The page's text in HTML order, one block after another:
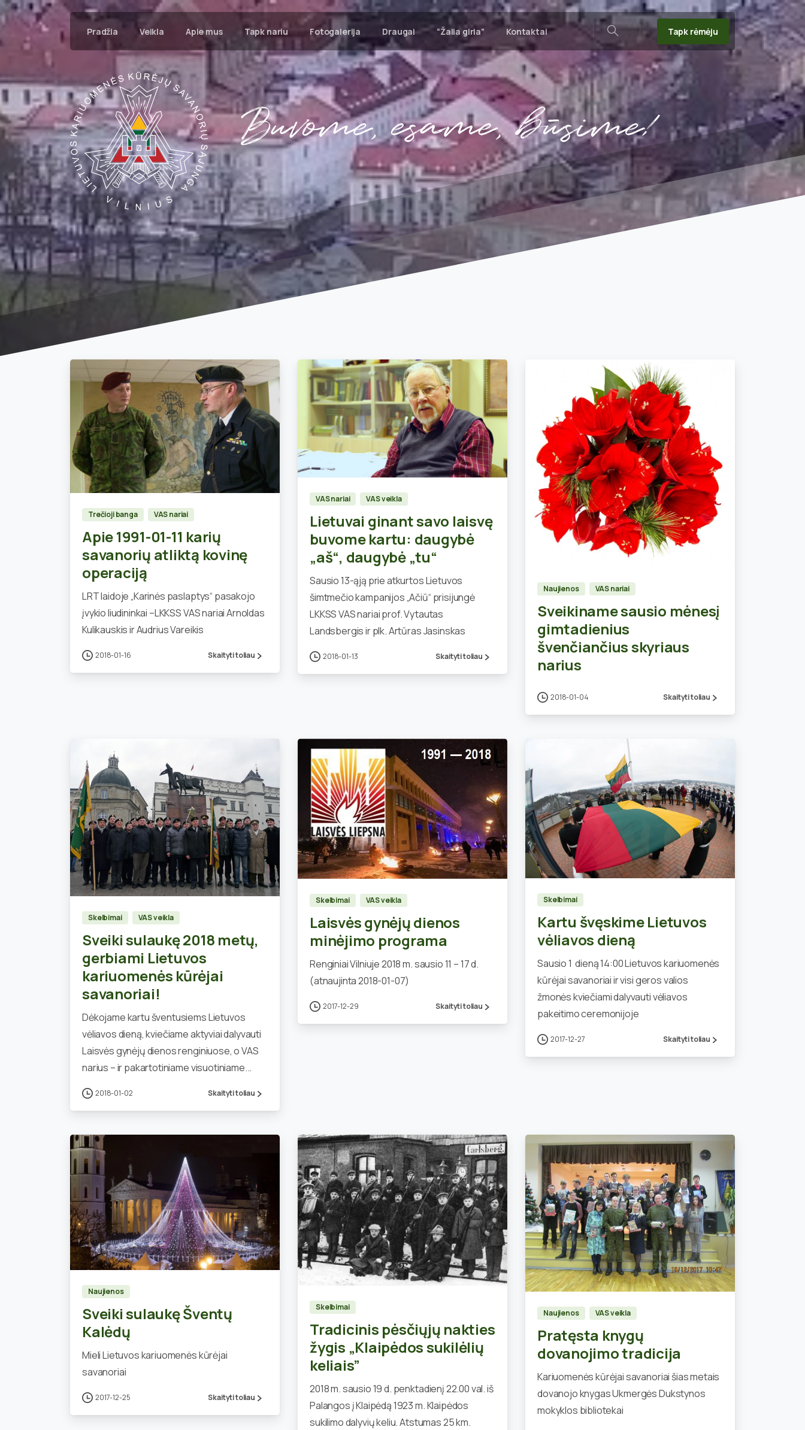
Pradžia Veikla Apie mus Tapk nariu Fotogalerija Draugai “Žalia giria” Kontaktai
Search
Tapk rėmėju
Trečioji banga VAS nariai
Apie 1991-01-11 karių
savanorių atliktą kovinę
operaciją
LRT laidoje „Karinės paslaptys“ pasakojo
įvykio liudininkai –LKKSS VAS nariai Arnoldas
Kulikauskis ir Audrius Vareikis
2018-01-16 Skaityti toliau
0
VAS nariai VAS veikla
Lietuvai ginant savo laisvę
buvome kartu: daugybė
„aš“, daugybė „tu“
Sausio 13-ąją prie atkurtos Lietuvos
šimtmečio kampanijos „Ačiū“ prisijungė
LKKSS VAS nariai prof. Vytautas
Landsbergis ir plk. Artūras Jasinskas
2018-01-13 Skaityti toliau
Naujienos VAS nariai
Sveikiname sausio mėnesį
gimtadienius
švenčiančius skyriaus
narius
2018-01-04 Skaityti toliau
1
Skelbimai VAS veikla
Sveiki sulaukę 2018 metų,
gerbiami Lietuvos
kariuomenės kūrėjai
savanoriai!
Dėkojame kartu šventusiems Lietuvos
vėliavos dieną, kviečiame aktyviai dalyvauti
Laisvės gynėjų dienos renginiuose, o VAS
narius – ir pakartotiniame visuotiniame...
2018-01-02 Skaityti toliau
0
Skelbimai VAS veikla
Laisvės gynėjų dienos
minėjimo programa
Renginiai Vilniuje 2018 m. sausio 11 – 17 d.
(atnaujinta 2018-01-07)
2017-12-29 Skaityti toliau
0
Skelbimai
Kartu švęskime Lietuvos
vėliavos dieną
Sausio 1 dieną 14:00 Lietuvos kariuomenės
kūrėjai savanoriai ir visi geros valios
žmonės kviečiami dalyvauti vėliavos
pakeitimo ceremonijoje
2017-12-27 Skaityti toliau
0
Naujienos
Sveiki sulaukę Šventų
Kalėdų
Mieli Lietuvos kariuomenės kūrėjai
savanoriai
2017-12-25 Skaityti toliau
0
Skelbimai
Tradicinis pėsčiųjų nakties
žygis „Klaipėdos sukilėlių
keliais”
2018 m. sausio 19 d. penktadienį 22.00 val. iš
Palangos į Klaipėdą 1923 m. Klaipėdos
sukilimo dalyvių keliu. Atstumas 25 km.
0
Naujienos VAS veikla
Pratęsta knygų
dovanojimo tradicija
Kariuomenės kūrėjai savanoriai šias metais
dovanojo knygas Ukmergės Dukstynos
mokyklos bibliotekai